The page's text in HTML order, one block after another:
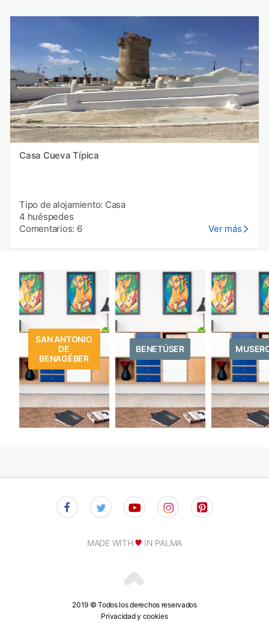
Casa Cueva Típica
Tipo de alojamiento: Casa
4 huéspedes
Comentarios: 6
Ver más
SAN ANTONIO
DE
BENAGÉBER
BENETÚSER
2019 © Todos los derechos reservados
Privacidad y cookies
MADE WITH IN PALMA